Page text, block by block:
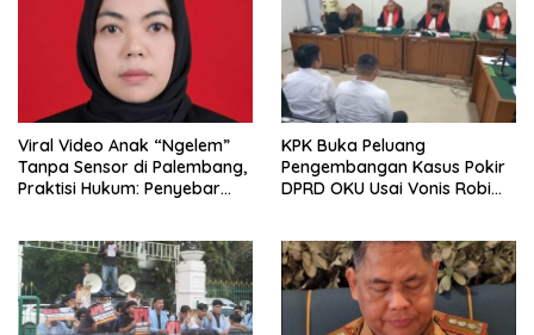
Viral Video Anak “Ngelem”
Tanpa Sensor di Palembang,
Praktisi Hukum: Penyebar
KPK Buka Peluang
Pengembangan Kasus Pokir
DPRD OKU Usai Vonis Robi